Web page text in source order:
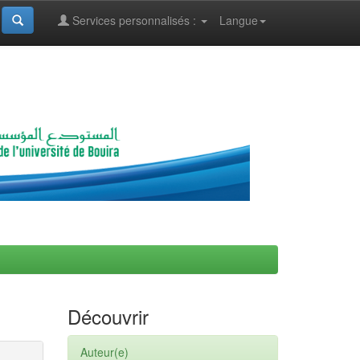
Langue
Services personnalisés :
Découvrir
Auteur(e)